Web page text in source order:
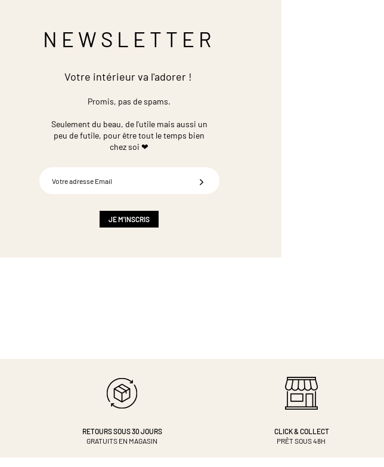
NEWSLETTER
Votre intérieur va l'adorer !
Promis, pas de spams.
Seulement du beau, de l'utile mais aussi un
peu de futile, pour être tout le temps bien
chez soi ❤
JE M'INSCRIS
RETOURS SOUS 30 JOURS
GRATUITS EN MAGASIN
CLICK & COLLECT
PRÊT SOUS 48H